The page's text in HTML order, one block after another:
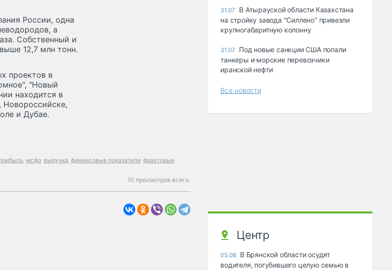
России, одна
а
Собственный и
12,7 млн тонн.
проектов в
"Новый
находится в
Новороссийске,
и Дубае.
мсфо выручка финансовые показатели фрахтовые
10 просмотров всего.
31.07
В Атырауской области Казахстана
на стройку завода "Силлено" привезли
крупногабаритную колонну
31.07
Под новые санкции США попали
танкеры и морские перевозчики
иранской нефти
Все новости
Центр
05.08 В Брянской области осудят
водителя, погубившего целую семью в